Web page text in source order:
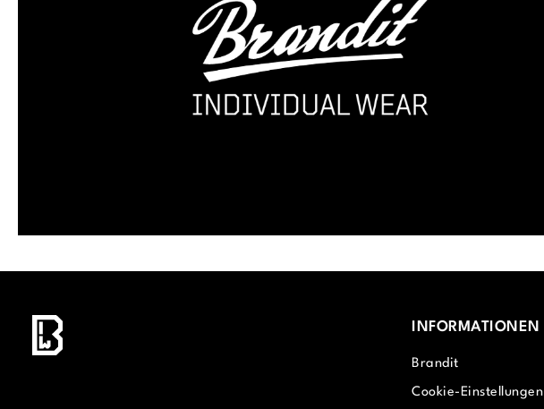
INFORMATIONEN
Brandit
Cookie-Einstellungen